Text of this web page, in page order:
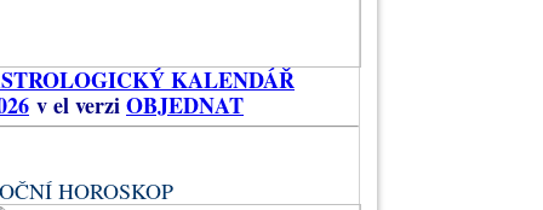
KALENDÁŘ
v el verziOBJEDNAT
HOROSKOP